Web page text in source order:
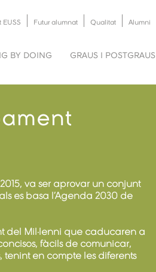
EUSS Futur alumnat Qualitat Alumni
BY DOING GRAUS I POSTGRAUS
va ser aprovar un conjunt
es basa l’Agenda 2030 de
del Mil·lenni que caducaren a
fàcils de comunicar,
tenint en compte les diferents